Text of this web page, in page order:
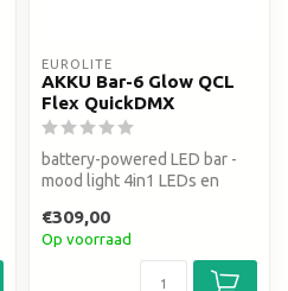
EUROLITE
AKKU Bar-6 Glow QCL
Flex QuickDMX
battery-powered LED bar -
mood light 4in1 LEDs en
€309,00
Op voorraad